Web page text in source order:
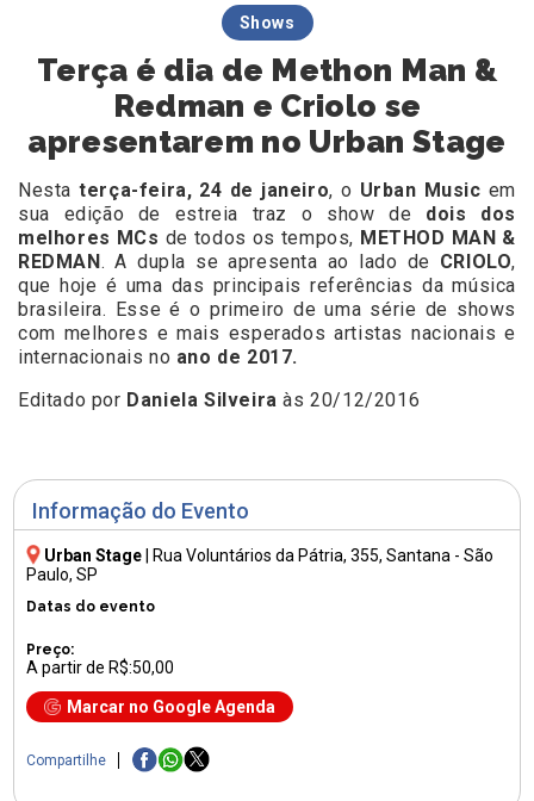
Informação do Evento
Urban Stage Rua Voluntários da Pátria, 355, Santana - São
Paulo, SP
Datas do evento
Preço:
A partir de R$:50,00
Marcar no Google Agenda
Compartilhe
Shows
Terça é dia de Methon Man &
Redman e Criolo se
apresentarem no Urban Stage
Nestaterça-feira, 24 de janeiro, o Urban Music em
sua edição de estreia traz o show de dois dos
melhores MCs de todos os tempos, METHOD MAN &
REDMAN . A dupla se apresenta ao lado de CRIOLO,
que hoje é uma das principais referências da música
brasileira. Esse é o primeiro de uma série de shows
com melhores e mais esperados artistas nacionais e
internacionais no ano de 2017.
Editado por Daniela Silveira às 20/12/2016